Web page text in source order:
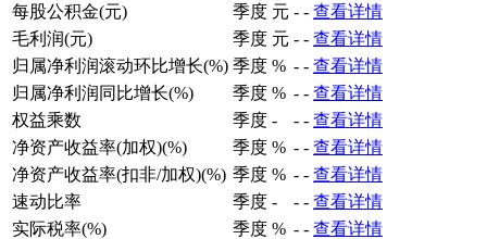
每股公积金(元)
季度 元 - - 查看详情
毛利润(元)
季度 元 - - 查看详情
归属净利润滚动环比增长(%) 季度 % - - 查看详情
归属净利润同比增长(%)
季度 % - - 查看详情
权益乘数
季度 - - - 查看详情
净资产收益率(加权)(%)
季度 % - - 查看详情
净资产收益率(扣非/加权)(%) 季度 % - - 查看详情
速动比率
季度 - - - 查看详情
实际税率(%)
季度 % - - 查看详情